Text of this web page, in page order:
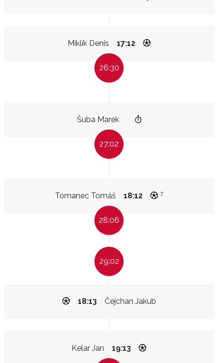
Miklík Denis 17:12
26:30
Šuba Marek
27:02
Tomanec Tomáš 18:12 7
28:06
29:02
Čejchan Jakub
18:13
Kelar Jan 19:13